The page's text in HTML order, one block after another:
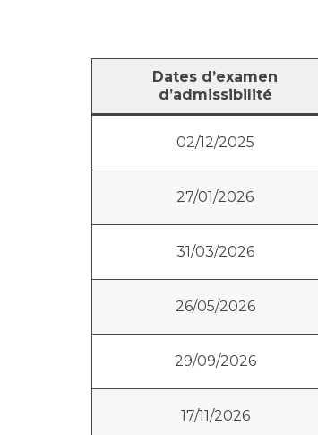
Dates d’examen
d’admissibilité
02/12/2025
27/01/2026
31/03/2026
26/05/2026
29/09/2026
17/11/2026